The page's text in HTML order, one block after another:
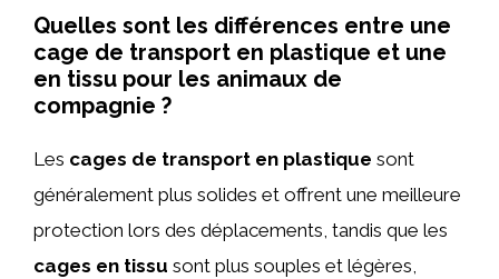
Quelles sont les différences entre une
cage de transport en plastique et une
en tissu pour les animaux de
compagnie ?
Les cages de transport en plastique sont
généralement plus solides et offrent une meilleure
protection lors des déplacements, tandis que les
cages en tissu sont plus souples et légères,